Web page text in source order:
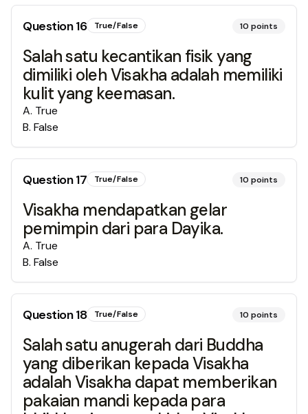
Question16 True/False 10 points
Salah satu kecantikan fisik yang
dimiliki oleh Visakha adalah memiliki
kulit yang keemasan.
A. True
B. False
Question17 True/False 10 points
Visakha mendapatkan gelar
pemimpin dari para Dayika.
A. True
B. False
Question18 True/False 10 points
Salah satu anugerah dari Buddha
yang diberikan kepada Visakha
adalah Visakha dapat memberikan
pakaian mandi kepada para